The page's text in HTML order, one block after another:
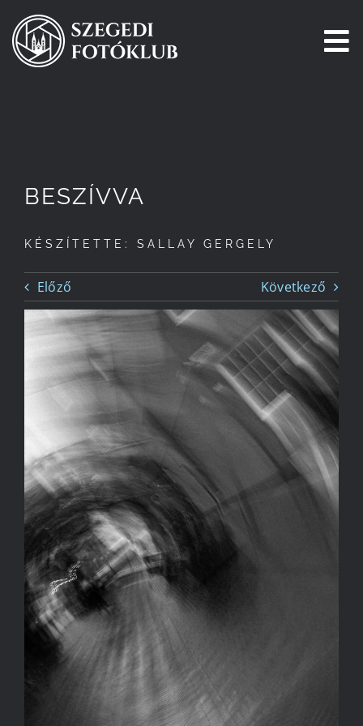
Kihagyás
Pályázatok
Tagjaink
Csatlakozz!
Történetünk
BESZÍVVA
KÉSZÍTETTE: SALLAY GERGELY
Előző Következő